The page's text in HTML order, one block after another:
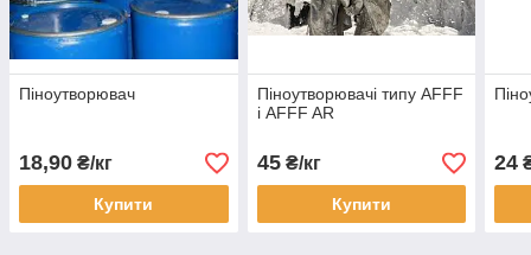
Піноутворювач
18,90 ₴/кг
Купити
Піноутворювачі типу AFFF
і AFFF AR
45₴/кг
Купити
24